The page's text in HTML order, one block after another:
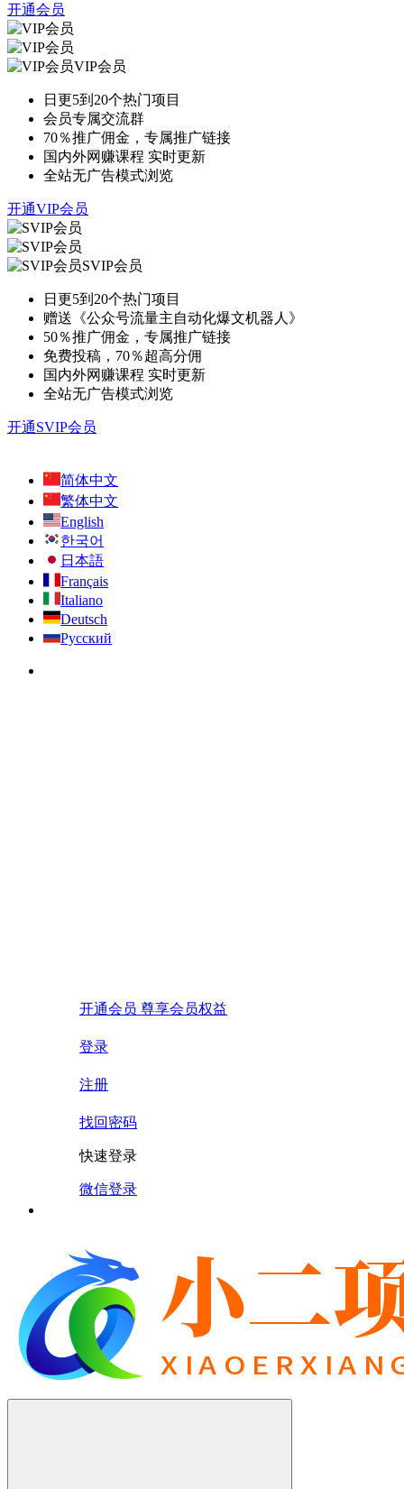
开通会员
VIP会员
日更5到20个热门项目
会员专属交流群
70％推广佣金，专属推广链接
国内外网赚课程 实时更新
全站无广告模式浏览
开通VIP会员
SVIP会员
日更5到20个热门项目
赠送《公众号流量主自动化爆文机器人》
50％推广佣金，专属推广链接
免费投稿，70％超高分佣
国内外网赚课程 实时更新
全站无广告模式浏览
开通SVIP会员
简体中文
繁体中文
English
한국어
日本語
Français
Italiano
Deutsch
Русский
开通会员 尊享会员权益
登录
注册
找回密码
快速登录
微信登录